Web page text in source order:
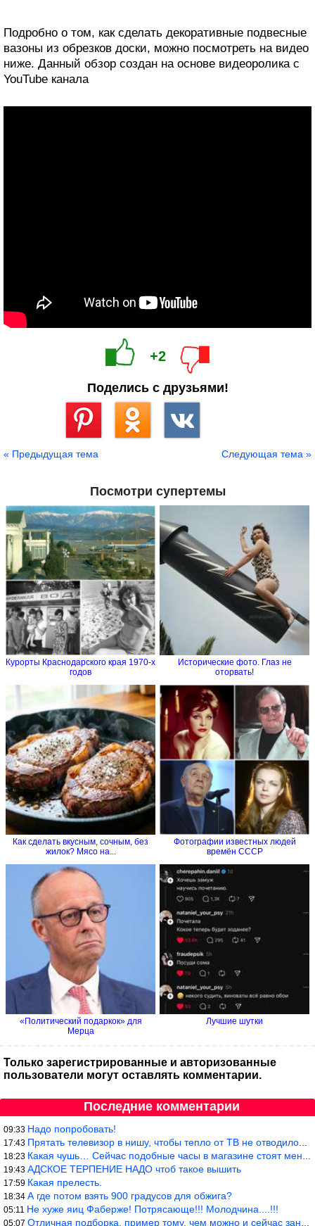
Подробно о том, как сделать декоративные подвесные
вазоны из обрезков доски, можно посмотреть на видео
ниже. Данный обзор создан на основе видеоролика с
YouTube канала
+2
Поделись с друзьями!
« Предыдущая тема Следующая тема »
Посмотри супертемы
Курорты Краснодарского края 1970-х
годов
Исторические фото. Глаз не
оторвать!
Как сделать вкусным, сочным, без
жилок? Мясо на...
Фотографии известных людей
времён СССР
«Политический подаркок» для
Мерца
Лучшие шутки
Только зарегистрированные и авторизованные
пользователи могут оставлять комментарии.
Последние комментарии
09:33 Надо попробовать!
17:43 Прятать телевизор в нишу, чтобы тепло от ТВ не отводилось и теле
18:23 Какая чушь… Сейчас подобные часы в магазине стоят меньше 10 долл
19:43 АДСКОЕ ТЕРПЕНИЕ НАДО чтоб такое вышить
17:59 Какая прелесть.
18:34 А где потом взять 900 градусов для обжига?
05:11 Не хуже яиц Фаберже! Потрясающе!!! Молодчина....!!!
05:07 Отличная подборка, пример тому, чем можно и сейчас заниматься…